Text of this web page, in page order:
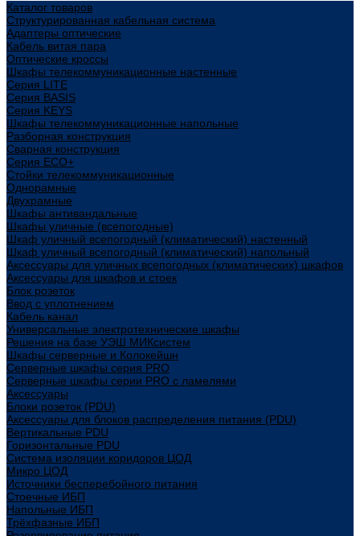
Каталог товаров
Структурированная кабельная система
Адаптеры оптические
Кабель витая пара
Оптические кроссы
Шкафы телекоммуникационные настенные
Cерия LITE
Cерия BASIS
Cерия KEYS
Шкафы телекоммуникационные напольные
Разборная конструкция
Сварная конструкция
Серия ECO+
Стойки телекоммуникационные
Однорамные
Двухрамные
Шкафы антивандальные
Шкафы уличные (всепогодные)
Шкаф уличный всепогодный (климатический) настенный
Шкаф уличный всепогодный (климатический) напольный
Аксессуары для уличных всепогодных (климатических) шкафов
Аксессуары для шкафов и стоек
Блок розеток
Ввод с уплотнением
Кабель канал
Универсальные электротехнические шкафы
Решения на базе УЭШ МИКсистем
Шкафы серверные и Колокейшн
Серверные шкафы серия PRO
Серверные шкафы серии PRO с ламелями
Аксессуары
Блоки розеток (PDU)
Аксессуары для блоков распределения питания (PDU)
Вертикальные PDU
Горизонтальные PDU
Система изоляции коридоров ЦОД
Микро ЦОД
Источники бесперебойного питания
Стоечные ИБП
Напольные ИБП
Трёхфазные ИБП